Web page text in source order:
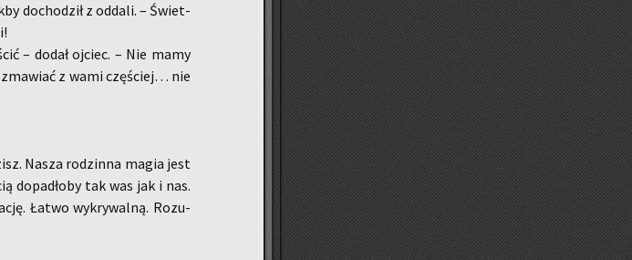
do­cho­dził z od­da­li. – Świet­
– dodał oj­ciec. – Nie mamy
z wami czę­ściej… nie
Nasza ro­dzin­na magia jest
do­pa­dło­by tak was jak i nas.
Łatwo wy­kry­wal­ną. Ro­zu­